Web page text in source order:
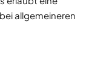
allgemeineren